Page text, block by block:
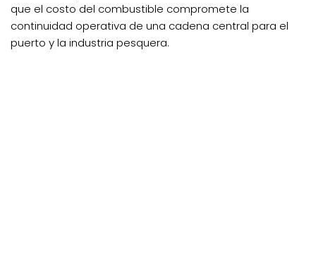
que el costo del combustible compromete la
continuidad operativa de una cadena central para el
puerto y la industria pesquera.